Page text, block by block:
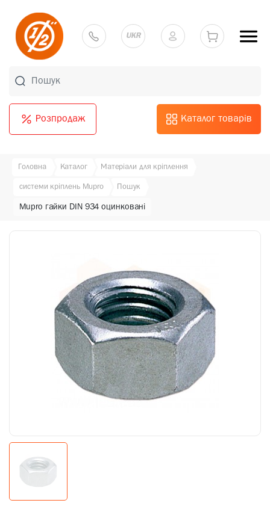
Розпродаж Каталог товарів
UKR
Головна Каталог Матеріали для кріплення
системи кріплень Mupro Пошук
Mupro гайки DIN 934 оцинковані